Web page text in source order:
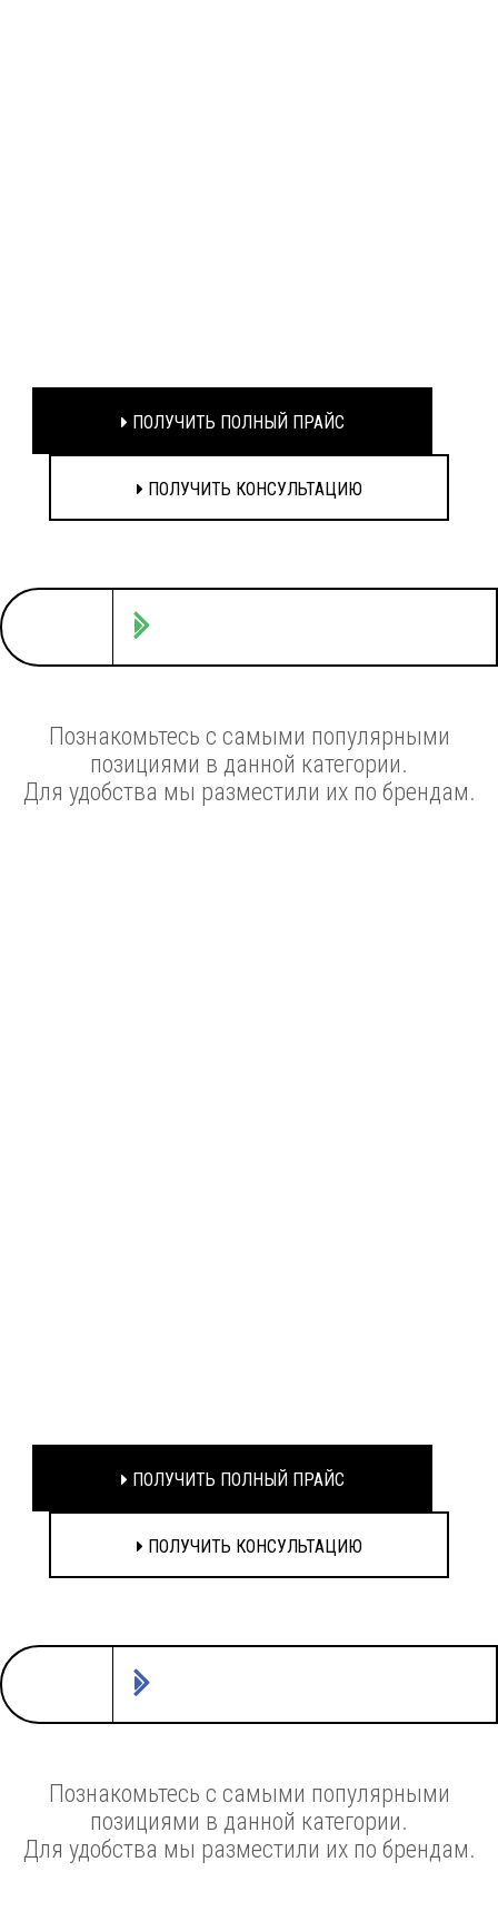
ПОЛУЧИТЬ ПОЛНЫЙ ПРАЙС
ПОЛУЧИТЬ КОНСУЛЬТАЦИЮ
Познакомьтесь с самыми популярными
позициями в данной категории.
Для удобства мы разместили их по брендам.
ПОЛУЧИТЬ ПОЛНЫЙ ПРАЙС
ПОЛУЧИТЬ КОНСУЛЬТАЦИЮ
Познакомьтесь с самыми популярными
позициями в данной категории.
Для удобства мы разместили их по брендам.